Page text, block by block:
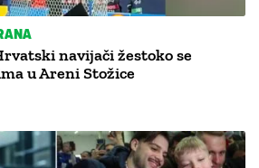
navijači žestoko se
u Areni Stožice